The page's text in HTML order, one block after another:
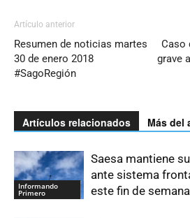
Artículo anterior
Resumen de noticias martes
30 de enero 2018
#SagoRegión
Caso
grave
Artículos relacionados Más del
Informando
Primero
Saesa mantiene
ante sistema
este fin de semana